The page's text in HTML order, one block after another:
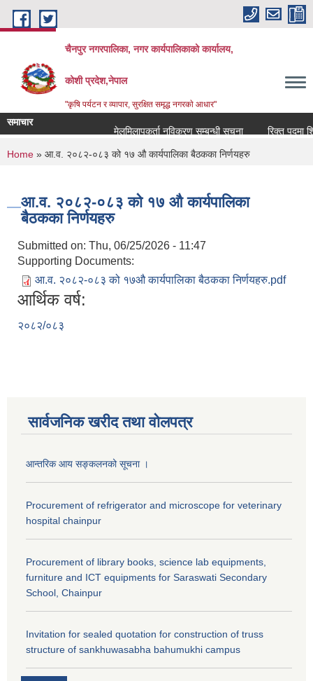
Skip to main content
चैनपुर नगरपालिका, नगर कार्यपालिकाको कार्यालय,
कोशी प्रदेश,नेपाल
"कृषि पर्यटन र व्यापार, सुरक्षित समृद्ध नगरकाे आधार"
समाचार
मेलमिलापकर्ता नविकरण सम्बन्धी सूचना
रिक्त पदमा
You are here
Home » आ.व. २०८२-०८३ को १७ औ कार्यपालिका बैठकका निर्णयहरु
आ.व. २०८२-०८३ को १७ औ कार्यपालिका
बैठकका निर्णयहरु
Submitted on: Thu, 06/25/2026 - 11:47
Supporting Documents:
आ.व. २०८२-०८३ को १७औ कार्यपालिका बैठकका निर्णयहरु.pdf
आर्थिक वर्ष:
२०८२/०८३
सार्वजनिक खरीद तथा वाेलपत्र
आन्तरिक आय सङ्कलनको सूचना ।
Procurement of refrigerator and microscope for veterinary
hospital chainpur
Procurement of library books, science lab equipments,
furniture and ICT equipments for Saraswati Secondary
School, Chainpur
Invitation for sealed quotation for construction of truss
structure of sankhuwasabha bahumukhi campus